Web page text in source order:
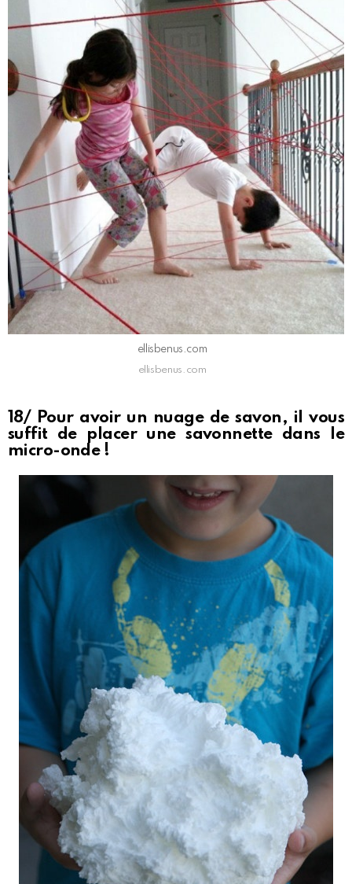
ellisbenus.com
ellisbenus.com
18/ Pour avoir un nuage de savon, il vous
suffit de placer une savonnette dans le
micro-onde !